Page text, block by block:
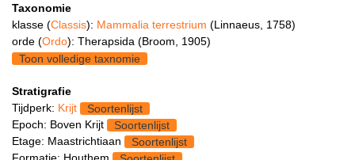
Taxonomie
klasse (Classis): Mammalia terrestrium (Linnaeus, 1758)
orde (Ordo): Therapsida (Broom, 1905)
Toon volledige taxnomie
Stratigrafie
Tijdperk: Krijt
Soortenlijst
Epoch: Boven Krijt
Soortenlijst
Etage: Maastrichtiaan
Soortenlijst